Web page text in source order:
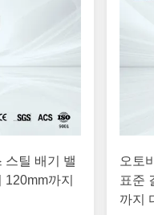
스틸 배기 밸
120mm까지
오토
표준
까지